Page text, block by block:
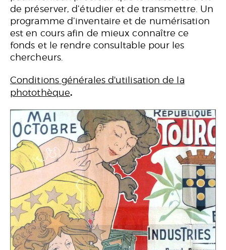
de préserver, d’étudier et de transmettre. Un
programme d’inventaire et de numérisation
est en cours afin de mieux connaître ce
fonds et le rendre consultable pour les
chercheurs.
Conditions générales d'utilisation de la
photothèque.